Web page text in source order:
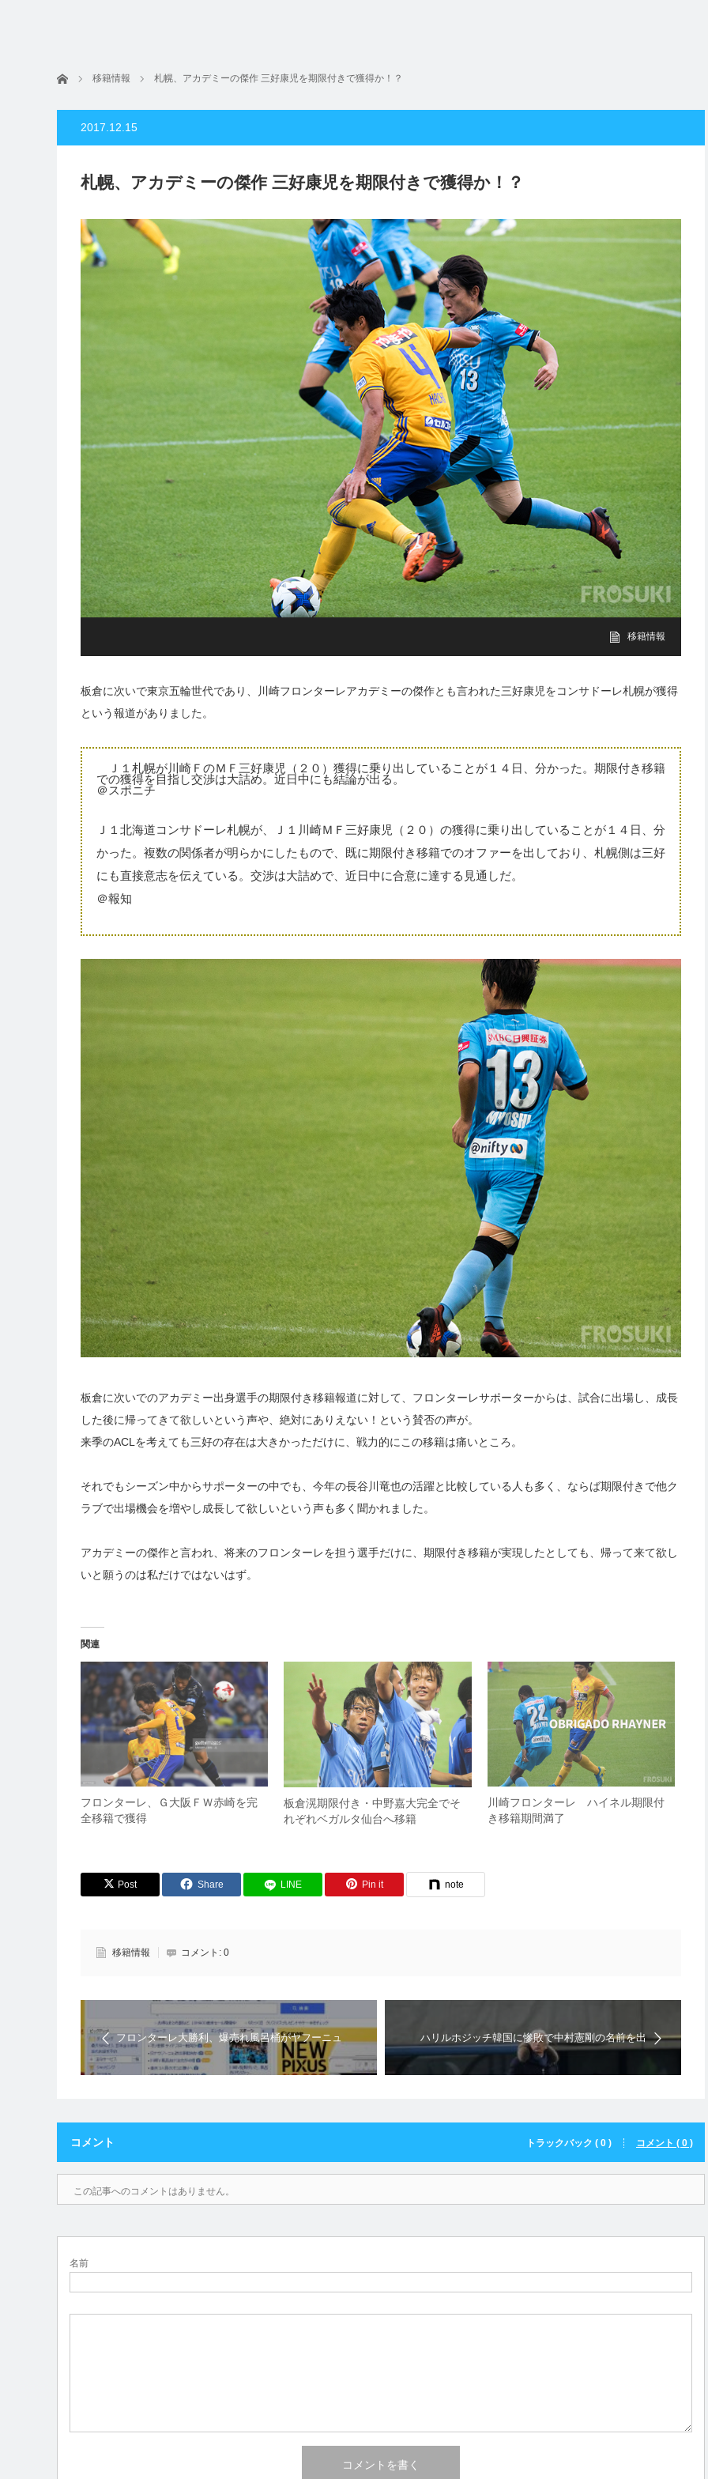
ホーム 移籍情報 札幌、アカデミーの傑作 三好康児を期限付きで獲得か！？
2017.12.15
札幌、アカデミーの傑作 三好康児を期限付きで獲得か！？
移籍情報
板倉に次いで東京五輪世代であり、川崎フロンターレアカデミーの傑作とも言われた三好康児をコンサドーレ札幌が獲得
という報道がありました。
Ｊ１札幌が川崎ＦのＭＦ三好康児（２０）獲得に乗り出していることが１４日、分かった。期限付き移籍
での獲得を目指し交渉は大詰め。近日中にも結論が出る。
＠スポニチ
Ｊ１北海道コンサドーレ札幌が、Ｊ１川崎ＭＦ三好康児（２０）の獲得に乗り出していることが１４日、分
かった。複数の関係者が明らかにしたもので、既に期限付き移籍でのオファーを出しており、札幌側は三好
にも直接意志を伝えている。交渉は大詰めで、近日中に合意に達する見通しだ。
＠報知
板倉に次いでのアカデミー出身選手の期限付き移籍報道に対して、フロンターレサポーターからは、試合に出場し、成長
した後に帰ってきて欲しいという声や、絶対にありえない！という賛否の声が。
来季のACLを考えても三好の存在は大きかっただけに、戦力的にこの移籍は痛いところ。
それでもシーズン中からサポーターの中でも、今年の長谷川竜也の活躍と比較している人も多く、ならば期限付きで他ク
ラブで出場機会を増やし成長して欲しいという声も多く聞かれました。
アカデミーの傑作と言われ、将来のフロンターレを担う選手だけに、期限付き移籍が実現したとしても、帰って来て欲し
いと願うのは私だけではないはず。
関連
フロンターレ、Ｇ大阪ＦＷ赤崎を完
全移籍で獲得
板倉滉期限付き・中野嘉大完全でそ
れぞれベガルタ仙台へ移籍
川崎フロンターレ ハイネル期限付
き移籍期間満了
Post Share LINE Pin it note
移籍情報 コメント: 0
フロンターレ大勝利、爆売れ風呂桶がヤフーニュ
ーストップを飾る
ハリルホジッチ韓国に惨敗で中村憲剛の名前を出
す
コメント トラックバック ( 0 ) コメント ( 0 )
この記事へのコメントはありません。
名前